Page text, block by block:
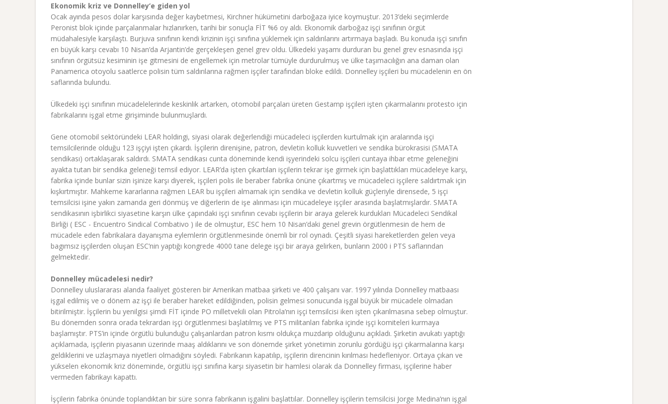
Ekonomik kriz ve Donnelley’e giden yol
Ocak ayında pesos dolar karşısında değer kaybetmesi, Kirchner hükümetini darboğaza iyice koymuştur. 2013’deki seçimlerde
Peronist blok içinde parçalanmalar hızlanırken, tarihi bir sonuçla FİT %6 oy aldı. Ekonomik darboğaz işçi sınıfının örgüt
müdahalesiyle karşılaştı. Burjuva sınıfının kendi krizinin işçi sınıfına yüklemek için saldırılarını artırmaya başladı. Bu konuda işçi sınıfın
en büyük karşı cevabı 10 Nisan’da Arjantin’de gerçekleşen genel grev oldu. Ülkedeki yaşamı durduran bu genel grev esnasında işçi
sınıfının örgütsüz kesiminin işe gitmesini de engellemek için metrolar tümüyle durdurulmuş ve ülke taşımacılığın ana damarı olan
Panamerica otoyolu saatlerce polisin tüm saldırılarına rağmen işçiler tarafından bloke edildi. Donnelley işçileri bu mücadelenin en ön
saflarında bulundu.
Ülkedeki işçi sınıfının mücadelelerinde keskinlik artarken, otomobil parçaları üreten Gestamp işçileri işten çıkarmalarını protesto için
fabrikalarını işgal etme girişiminde bulunmuşlardı.
Gene otomobil sektöründeki LEAR holdingi, siyasi olarak değerlendiği mücadeleci işçilerden kurtulmak için aralarında işçi
temsilcilerinde olduğu 123 işçiyi işten çıkardı. İşçilerin direnişine, patron, devletin kolluk kuvvetleri ve sendika bürokrasisi (SMATA
sendikası) ortaklaşarak saldırdı. SMATA sendikası cunta döneminde kendi işyerindeki solcu işçileri cuntaya ihbar etme geleneğini
ayakta tutan bir sendika geleneği temsil ediyor. LEAR’da işten çıkartılan işçilerin tekrar işe girmek için başlattıkları mücadeleye karşı,
fabrika içinde bunlar sizin işinize karşı diyerek, işçileri polis ile beraber fabrika önüne çıkartmış ve mücadeleci işçilere saldırtmak için
kışkırtmıştır. Mahkeme kararlarına rağmen LEAR bu işçileri almamak için sendika ve devletin kolluk güçleriyle dirensede, 5 işçi
temsilcisi işine yakın zamanda geri dönmüş ve diğerlerin de işe alınması için mücadeleye işçiler arasında başlatmışlardır. SMATA
sendikasının işbirlikci siyasetine karşın ülke çapındaki işçi sınıfının cevabı işçilerin bir araya gelerek kurdukları Mücadeleci Sendikal
Birliği ( ESC - Encuentro Sindical Combativo ) ile de olmuştur, ESC hem 10 Nisan’daki genel grevin örgütlenmesin de hem de
mücadele eden fabrikalara dayanışma eylemlerin örgütlenmesinde önemli bir rol oynadı. Çeşitli siyasi hareketlerden gelen veya
bagımsız işçilerden oluşan ESC’nin yaptığı kongrede 4000 tane delege işçi bir araya gelirken, bunların 2000 i PTS saflarından
gelmektedir.
Donnelley mücadelesi nedir?
Donnelley uluslararası alanda faaliyet gösteren bir Amerikan matbaa şirketi ve 400 çalışanı var. 1997 yılında Donnelley matbaası
işgal edilmiş ve o dönem az işçi ile beraber hareket edildiğinden, polisin gelmesi sonucunda işgal büyük bir mücadele olmadan
bitirilmiştir. İşçilerin bu yenilgisi şimdi FİT içinde PO milletvekili olan Pitrola’nın işçi temsilcisi iken işten çıkarılmasına sebep olmuştur.
Bu dönemden sonra orada tekrardan işçi örgütlenmesi başlatılmış ve PTS militanları fabrika içinde işçi komiteleri kurmaya
başlamıştır. PTS’in içinde örgütlü bulunduğu çalışanlardan patron kısmı oldukça muzdarip olduğunu açıkladı. Şirketin avukatı yaptığı
açıklamada, işçilerin piyasanın üzerinde maaş aldıklarını ve son dönemde şirket yönetimin zorunlu gördüğü işçi çıkarmalarına karşı
geldiklerini ve uzlaşmaya niyetleri olmadığını söyledi. Fabrikanın kapatılıp, işçilerin direncinin kırılması hedefleniyor. Ortaya çıkan ve
yükselen ekonomik kriz döneminde, örgütlü işçi sınıfına karşı siyasetin bir hamlesi olarak da Donnelley firması, işçilerine haber
vermeden fabrikayı kapattı.
İşçilerin fabrika önünde toplandıktan bir süre sonra fabrikanın işgalini başlattılar. Donnelley işçilerin temsilcisi Jorge Medina’nın işgal